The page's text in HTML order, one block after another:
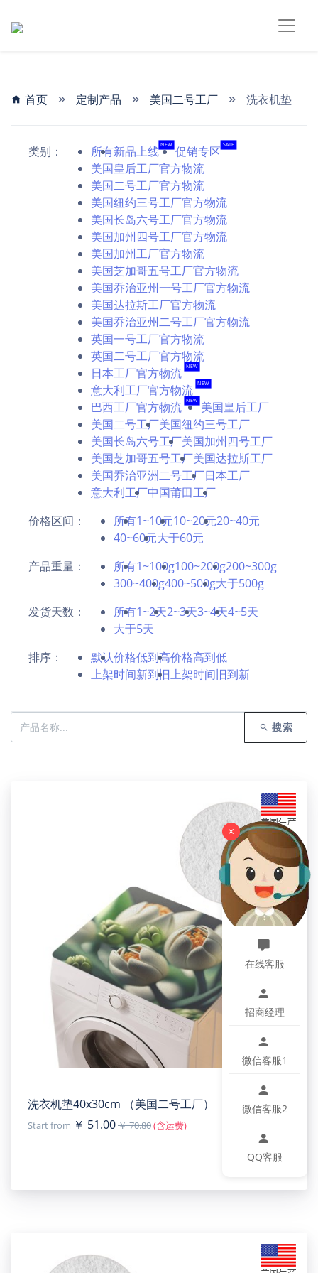
首页 定制产品 美国二号工厂 洗衣机垫
类别： 所有新品上线 NEW 促销专区 SALE
美国皇后工厂官方物流
美国二号工厂官方物流
美国纽约三号工厂官方物流
美国长岛六号工厂官方物流
美国加州四号工厂官方物流
美国加州工厂官方物流
美国芝加哥五号工厂官方物流
美国乔治亚州一号工厂官方物流
美国达拉斯工厂官方物流
美国乔治亚州二号工厂官方物流
英国一号工厂官方物流
英国二号工厂官方物流
日本工厂官方物流 NEW
意大利工厂官方物流 NEW
巴西工厂官方物流 NEW 美国皇后工厂
美国二号工厂美国纽约三号工厂
美国长岛六号工厂美国加州四号工厂
美国芝加哥五号工厂美国达拉斯工厂
美国乔治亚洲二号工厂日本工厂
意大利工厂中国莆田工厂
价格区间：
所有1~10元10~20元20~40元
40~60元大于60元
产品重量：
所有1~100g100~200g200~300g
300~400g400~500g大于500g
发货天数：
所有1~2天2~3天3~4天4~5天
大于5天
排序：
默认价格低到高价格高到低
上架时间新到旧上架时间旧到新
搜索
洗衣机垫40x30cm （美国二号工厂）
Start from ￥ 51.00￥ 70.80(含运费)
×
在线客服
招商经理
微信客服1
微信客服2
QQ客服